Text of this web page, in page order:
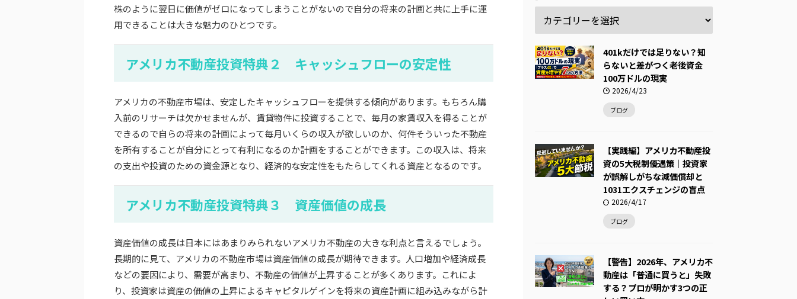
株のように翌日に価値がゼロになってしまうことがないので自分の将来の計画と共に上手に運
用できることは大きな魅力のひとつです。
アメリカ不動産投資特典２ キャッシュフローの安定性
アメリカの不動産市場は、安定したキャッシュフローを提供する傾向があります。もちろん購
入前のリサーチは欠かせませんが、賃貸物件に投資することで、毎月の家賃収入を得ることが
できるので自らの将来の計画によって毎月いくらの収入が欲しいのか、何件そういった不動産
を所有することが自分にとって有利になるのか計画をすることができます。この収入は、将来
の支出や投資のための資金源となり、経済的な安定性をもたらしてくれる資産となるのです。
アメリカ不動産投資特典３ 資産価値の成長
資産価値の成長は日本にはあまりみられないアメリカ不動産の大きな利点と言えるでしょう。
長期的に見て、アメリカの不動産市場は資産価値の成長が期待できます。人口増加や経済成長
などの要因により、需要が高まり、不動産の価値が上昇することが多くあります。これによ
り、投資家は資産の価値の上昇によるキャピタルゲインを将来の資産計画に組み込みながら計
401kだけでは足りない？知
らないと差がつく老後資金
100万ドルの現実
2026/4/23
ブログ
【実践編】アメリカ不動産投
資の5大税制優遇策｜投資家
が誤解しがちな減価償却と
1031エクスチェンジの盲点
2026/4/17
ブログ
【警告】2026年、アメリカ不
動産は「普通に買うと」失敗
する？プロが明かす3つの正